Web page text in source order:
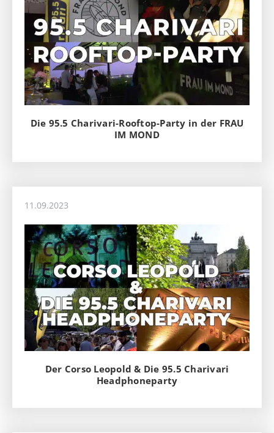
Die 95.5 Charivari-Rooftop-Party in der FRAU
IM MOND
11.09.2023
Der Corso Leopold & Die 95.5 Charivari
Headphoneparty